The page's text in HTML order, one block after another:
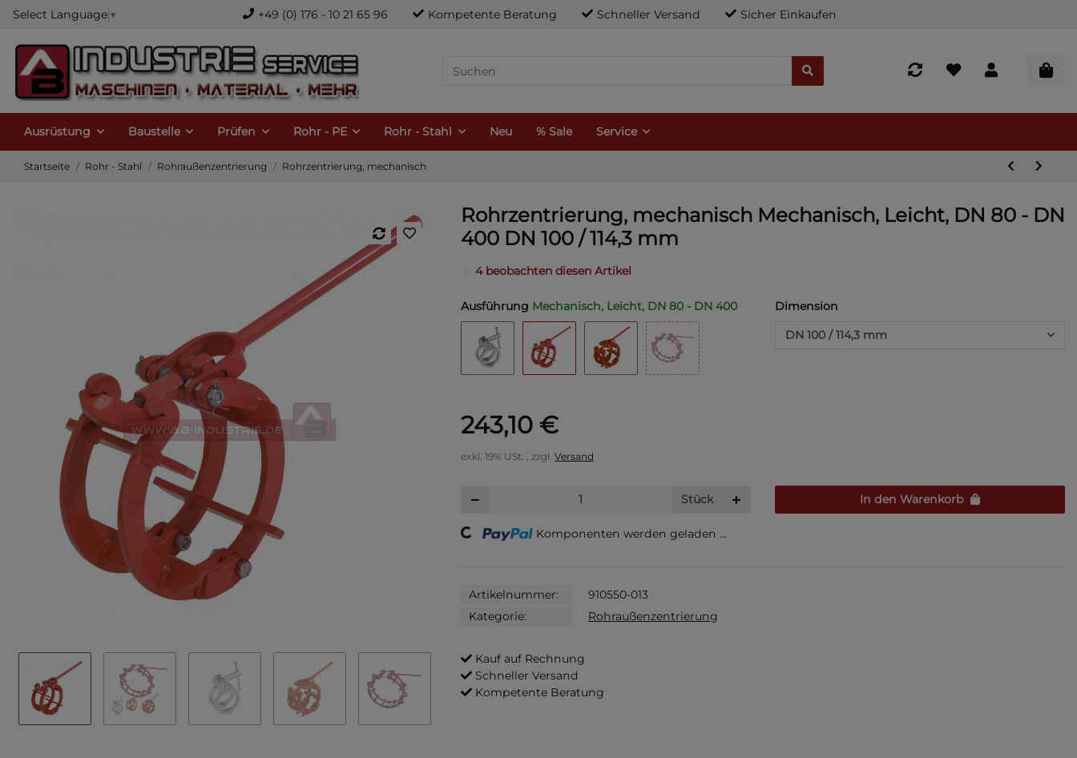
Select Language ▼ +49 (0) 176 - 10 21 65 96 Kompetente Beratung Schneller Versand Sicher Einkaufen
Ausrüstung Baustelle Prüfen Rohr - PE Rohr - Stahl Neu % Sale Service
Startseite Rohr - Stahl Rohraußenzentrierung Rohrzentrierung, mechanisch
Rohrzentrierung, mechanisch Mechanisch, Leicht, DN 80 - DN
400 DN 100 / 114,3 mm
4 beobachten diesen Artikel
Ausführung Mechanisch, Leicht, DN 80 - DN 400
Dimension
DN 100 / 114,3 mm
243,10 €
exkl. 19% USt. , zzgl. Versand
Stück In den Warenkorb
Loading... Komponenten werden geladen ...
Artikelnummer:
910550-013
Kategorie:
Rohraußenzentrierung
Kauf auf Rechnung
Schneller Versand
Kompetente Beratung